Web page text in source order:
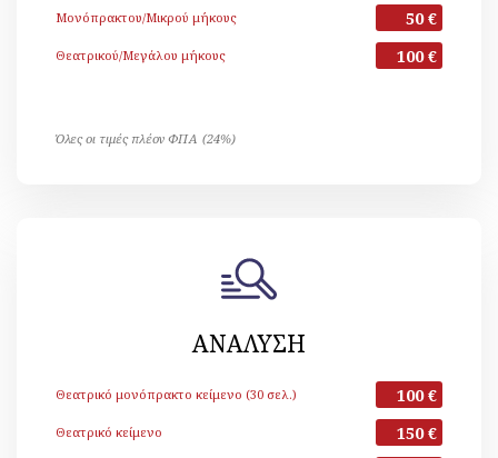
Μονόπρακτου/Μικρού μήκους 50 €
Θεατρικού/Μεγάλου μήκους 100 €
Όλες οι τιμές πλέον ΦΠΑ (24%)
ΑΝΑΛΥΣΗ
Θεατρικό μονόπρακτο κείμενο (30 σελ.) 100 €
Θεατρικό κείμενο 150 €